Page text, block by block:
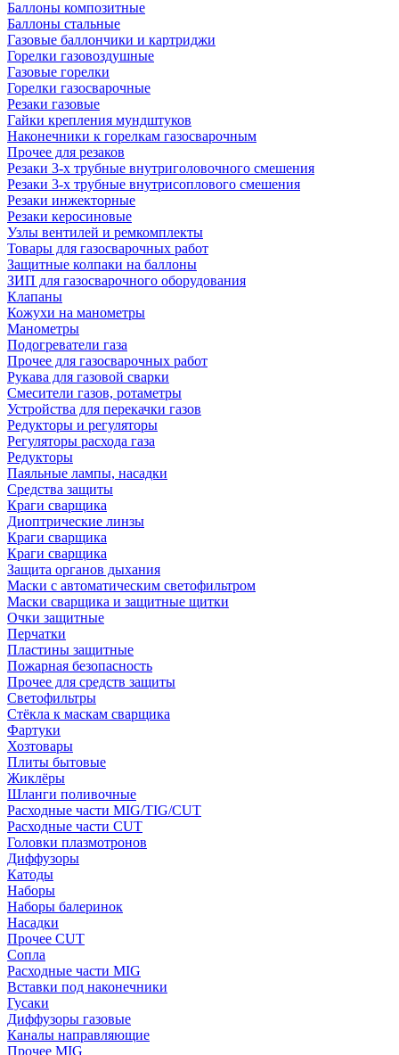
Баллоны композитные
Баллоны стальные
Газовые баллончики и картриджи
Горелки газовоздушные
Газовые горелки
Горелки газосварочные
Резаки газовые
Гайки крепления мундштуков
Наконечники к горелкам газосварочным
Прочее для резаков
Резаки 3-х трубные внутриголовочного смешения
Резаки 3-х трубные внутрисоплового смешения
Резаки инжекторные
Резаки керосиновые
Узлы вентилей и ремкомплекты
Товары для газосварочных работ
Защитные колпаки на баллоны
ЗИП для газосварочного оборудования
Клапаны
Кожухи на манометры
Манометры
Подогреватели газа
Прочее для газосварочных работ
Рукава для газовой сварки
Смесители газов, ротаметры
Устройства для перекачки газов
Редукторы и регуляторы
Регуляторы расхода газа
Редукторы
Паяльные лампы, насадки
Средства защиты
Краги сварщика
Диоптрические линзы
Краги сварщика
Краги сварщика
Защита органов дыхания
Маски с автоматическим светофильтром
Маски сварщика и защитные щитки
Очки защитные
Перчатки
Пластины защитные
Пожарная безопасность
Прочее для средств защиты
Светофильтры
Стёкла к маскам сварщика
Фартуки
Хозтовары
Плиты бытовые
Жиклёры
Шланги поливочные
Расходные части MIG/TIG/CUT
Расходные части CUT
Головки плазмотронов
Диффузоры
Катоды
Наборы
Наборы балеринок
Насадки
Прочее CUT
Сопла
Расходные части MIG
Вставки под наконечники
Гусаки
Диффузоры газовые
Каналы направляющие
Прочее MIG